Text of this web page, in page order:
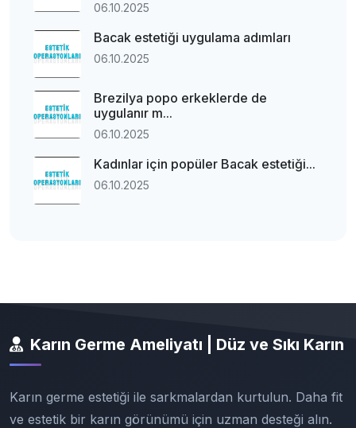
06.10.2025
Bacak estetiği uygulama adımları
06.10.2025
Brezilya popo erkeklerde de
uygulanır m...
06.10.2025
Kadınlar için popüler Bacak estetiği...
06.10.2025
Karın Germe Ameliyatı | Düz ve Sıkı Karın
Karın germe estetiği ile sarkmalardan kurtulun. Daha fit
ve estetik bir karın görünümü için uzman desteği alın.